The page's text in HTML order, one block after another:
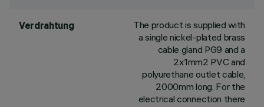
Verdrahtung
The product is supplied with
a single nickel-plated brass
cable gland PG9 and a
2x1mm2 PVC and
polyurethane outlet cable,
2000mm long. For the
electrical connection there